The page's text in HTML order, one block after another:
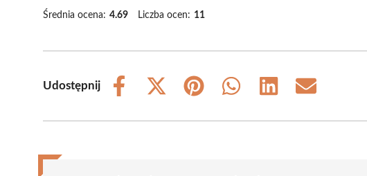
Średnia ocena: 4.69 Liczba ocen: 11
Udostępnij
Share
Share
(Twitter)
Share
Share
Share
Share